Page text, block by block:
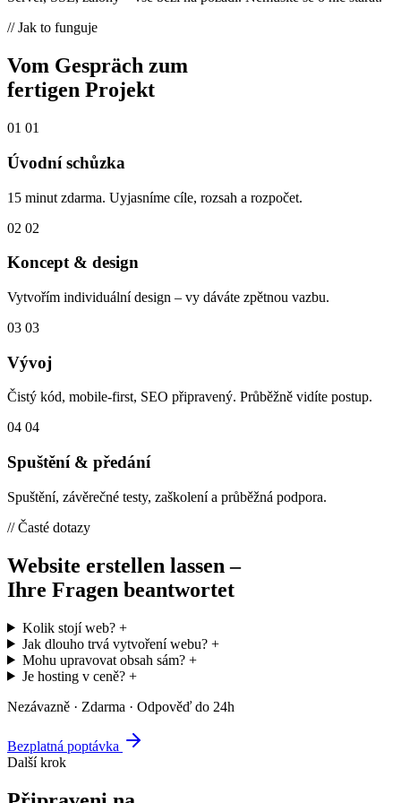
// Jak to funguje
Vom Gespräch zum
fertigen Projekt
01 01
Úvodní schůzka
15 minut zdarma. Uyjasníme cíle, rozsah a rozpočet.
02 02
Koncept & design
Vytvořím individuální design – vy dáváte zpětnou vazbu.
03 03
Vývoj
Čistý kód, mobile-first, SEO připravený. Průběžně vidíte postup.
04 04
Spuštění & předání
Spuštění, závěrečné testy, zaškolení a průběžná podpora.
// Časté dotazy
Website erstellen lassen –
Ihre Fragen beantwortet
Kolik stojí web? +
Jak dlouho trvá vytvoření webu? +
Mohu upravovat obsah sám? +
Je hosting v ceně? +
Nezávazně · Zdarma · Odpověď do 24h
Bezplatná poptávka
Další krok